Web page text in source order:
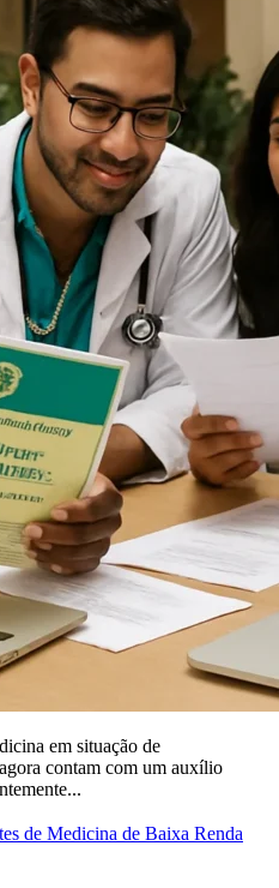
em situação de
contam com um auxílio
de Medicina de Baixa Renda